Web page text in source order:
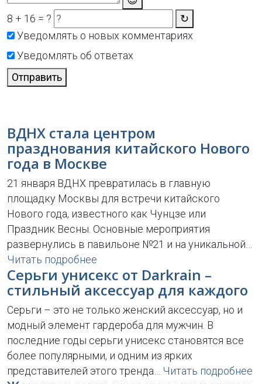
8 + 16 = ?
↻
Уведомлять о новых комментариях
Уведомлять об ответах
Отправить
ВДНХ стала центром
празднования китайского Нового
года в Москве
21 января ВДНХ превратилась в главную
площадку Москвы для встречи китайского
Нового года, известного как Чунцзе или
Праздник Весны. Основные мероприятия
развернулись в павильоне №21 и на уникальной…
Читать подробнее
Серьги унисекс от Darkrain –
стильный аксессуар для каждого
Серьги – это не только женский аксессуар, но и
модный элемент гардероба для мужчин. В
последние годы серьги унисекс становятся все
более популярными, и одним из ярких
представителей этого тренда… Читать подробнее